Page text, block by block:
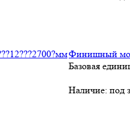
Финишный
Базовая
Наличие: под